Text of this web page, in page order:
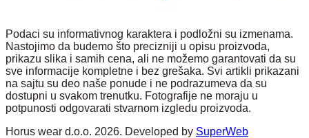
Podaci su informativnog karaktera i podložni su izmenama.
Nastojimo da budemo što precizniji u opisu proizvoda,
prikazu slika i samih cena, ali ne možemo garantovati da su
sve informacije kompletne i bez grešaka. Svi artikli prikazani
na sajtu su deo naše ponude i ne podrazumeva da su
dostupni u svakom trenutku. Fotografije ne moraju u
potpunosti odgovarati stvarnom izgledu proizvoda.
Horus wear d.o.o. 2026. Developed by SuperWeb